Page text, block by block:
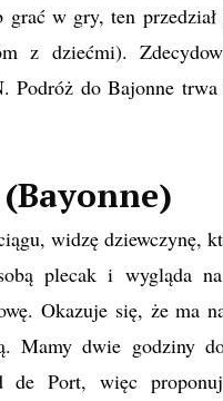
w gry, ten przedział
z dziećmi).
Podróż do Bajonne
widzę dziewczynę,
plecak i wygląda na
Okazuje się, że ma
Mamy dwie godziny
de Port, więc